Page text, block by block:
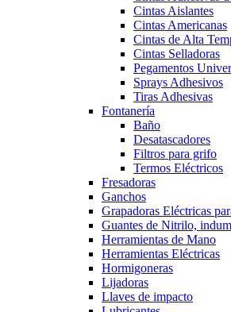
Cintas Aislantes
Cintas Americanas
Cintas de Alta
Cintas Selladoras
Pegamentos
Sprays Adhesivos
Tiras Adhesivas
Fontanería
Baño
Desatascadores
Filtros para grifo
Termos Eléctricos
Fresadoras
Ganchos
Grapadoras Eléctricas
Guantes de Nitrilo,
Herramientas de Mano
Herramientas Eléctricas
Hormigoneras
Lijadoras
Llaves de impacto